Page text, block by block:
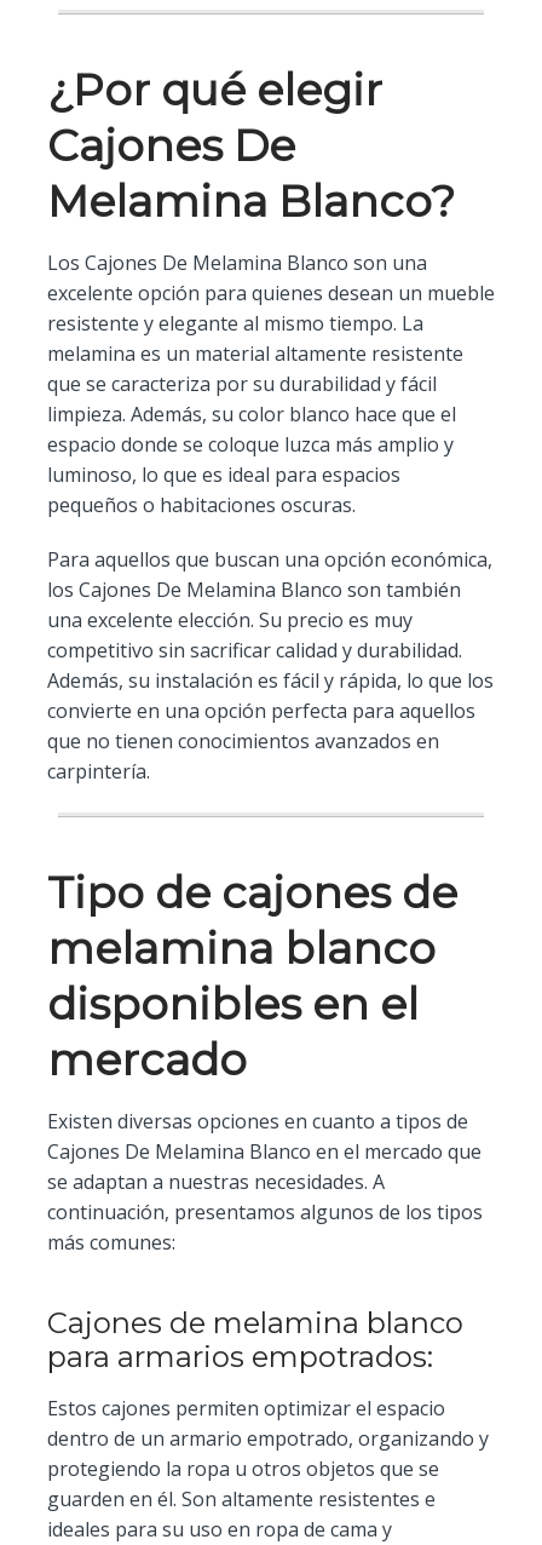
¿Por qué elegir
Cajones De
Melamina Blanco?
Los Cajones De Melamina Blanco son una
excelente opción para quienes desean un mueble
resistente y elegante al mismo tiempo. La
melamina es un material altamente resistente
que se caracteriza por su durabilidad y fácil
limpieza. Además, su color blanco hace que el
espacio donde se coloque luzca más amplio y
luminoso, lo que es ideal para espacios
pequeños o habitaciones oscuras.
Para aquellos que buscan una opción económica,
los Cajones De Melamina Blanco son también
una excelente elección. Su precio es muy
competitivo sin sacrificar calidad y durabilidad.
Además, su instalación es fácil y rápida, lo que los
convierte en una opción perfecta para aquellos
que no tienen conocimientos avanzados en
carpintería.
Tipo de cajones de
melamina blanco
disponibles en el
mercado
Existen diversas opciones en cuanto a tipos de
Cajones De Melamina Blanco en el mercado que
se adaptan a nuestras necesidades. A
continuación, presentamos algunos de los tipos
más comunes:
Cajones de melamina blanco
para armarios empotrados:
Estos cajones permiten optimizar el espacio
dentro de un armario empotrado, organizando y
protegiendo la ropa u otros objetos que se
guarden en él. Son altamente resistentes e
ideales para su uso en ropa de cama y